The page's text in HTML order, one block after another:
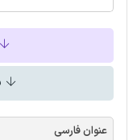
عنوان فارسی